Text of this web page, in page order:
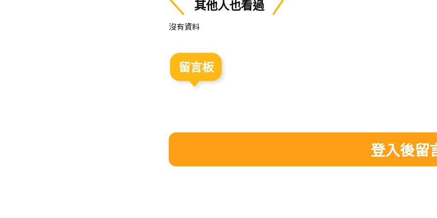
其他人也看過
沒有資料
留言板
登入後留